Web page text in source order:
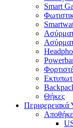
Smart
Θήκες
Περιφερειακά